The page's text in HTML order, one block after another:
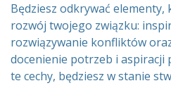
Będziesz odkrywać
rozwój twojego związku:
rozwiązywanie konfliktów
docenienie potrzeb i aspiracji
te cechy, będziesz w stanie